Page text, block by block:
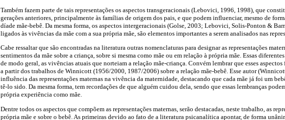
Também fazem parte de tais representações os aspectos transgeracionais (Lebovici, 1996, 1998), que
gerações anteriores, principalmente às famílias de origem dos pais, e que podem influenciar, mesmo de
díade mãe-bebê. Da mesma forma, os aspectos intergeracionais (Golse, 2003; Lebovici, Solis-Ponton &
ligados às vivências da mãe com a sua própria mãe, são elementos importantes a serem analisados nas
Cabe ressaltar que são encontradas na literatura outras nomenclaturas para designar as representações
sentimentos da mãe sobre a criança, sobre si mesma como mãe ou em relação à própria mãe. Essas
de modo geral, as vivências atuais que norteiam a relação mãe-criança. Convém lembrar que esses
a partir dos trabalhos de Winnicott (1956/2000, 1987/2006) sobre a relação mãe-bebê. Esse autor
influência das representações maternas na vivência da maternidade, destacando que cada mãe já foi um
tê-lo sido. Da mesma forma, tem recordações de que alguém cuidou dela, sendo que essas lembranças
própria experiência como mãe.
Dentre todos os aspectos que compõem as representações maternas, serão destacadas, neste trabalho, as
própria mãe e sobre o bebê. As primeiras devido ao fato de a literatura psicanalítica apontar, de forma